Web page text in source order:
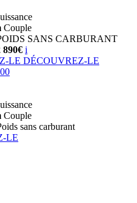
Couple
SANS CARBURANT
i
LE DÉCOUVREZ-LE
Couple
sans carburant
LE